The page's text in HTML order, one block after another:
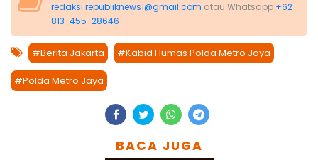
redaksi.republiknews1@gmail.com atau Whatsapp +62
813-455-28646
#Berita Jakarta #Kabid Humas Polda Metro Jaya
#Polda Metro Jaya
BACA JUGA